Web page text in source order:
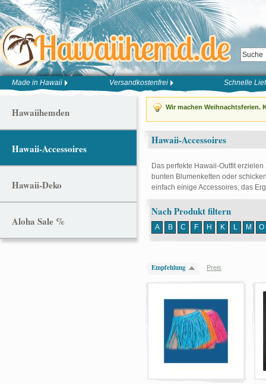
Made in Hawaii Versandkostenfrei Schnelle
Wir machen Weihnachtsferien.
Hawaii-Accessoires
Das perfekte Hawaii-Outfit
bunten Blumenketten oder
einfach einige Accessoires, das
Nach Produkt filtern
A B C F H K L M O
Empfehlung Preis
Hawaiihemden
Hawaii-Accessoires
Hawaii-Deko
Aloha Sale %